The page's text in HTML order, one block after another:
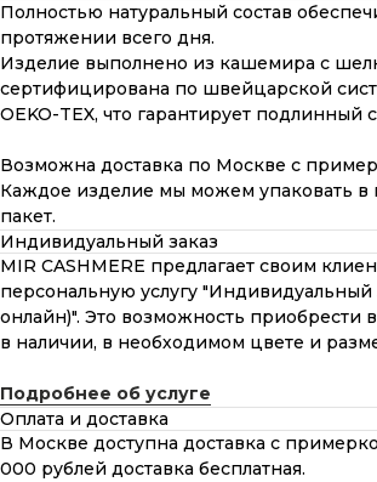
Полностью натуральный состав
протяжении всего дня.
Изделие выполнено из кашемира с
сертифицирована по швейцарской
OEKO-TEX, что гарантирует подлинный
Возможна доставка по Москве с
Каждое изделие мы можем упаковать в
пакет.
Индивидуальный заказ
MIR CASHMERE предлагает своим
персональную услугу "Индивидуальный
онлайн)". Это возможность приобрести
в наличии, в необходимом цвете и
Подробнее об услуге
Оплата и доставка
В Москве доступна доставка с
000 рублей доставка бесплатная.